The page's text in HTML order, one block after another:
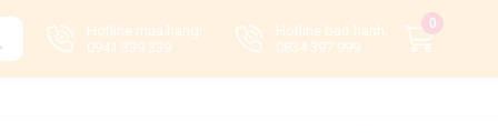
Hotline mua hàng:
0941 339 339
Hotline bảo hành:
0834 397 999
0